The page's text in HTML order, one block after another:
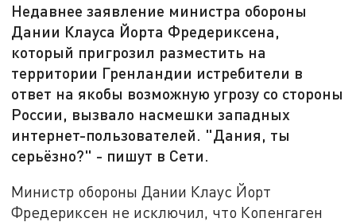
Недавнее заявление министра обороны
Дании Клауса Йорта Фредериксена,
который пригрозил разместить на
территории Гренландии истребители в
ответ на якобы возможную угрозу со стороны
России, вызвало насмешки западных
интернет-пользователей. "Дания, ты
серьёзно?" - пишут в Сети.
Министр обороны Дании Клаус Йорт
Фредериксен не исключил, что Копенгаген